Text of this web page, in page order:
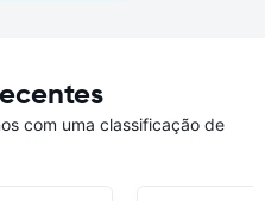
com uma classificação de